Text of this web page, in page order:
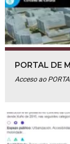
PORTAL DE
Acceso ao